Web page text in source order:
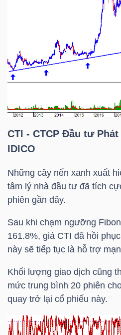
CTI - CTCP Đầu tư
IDICO
Những cây nến xanh xuất
tâm lý nhà đầu tư đã tích
phiên gần đây.
Sau khi chạm ngưỡng
161.8%, giá CTI đã hồi
này sẽ tiếp tục là hỗ trợ
Khối lượng giao dịch cũng
mức trung bình 20 phiên
quay trở lại cổ phiếu này.
CHÍNH
CÁ
NHÂN
PHÂN
TÍCH
MÔ
NGÀNH
DOANH